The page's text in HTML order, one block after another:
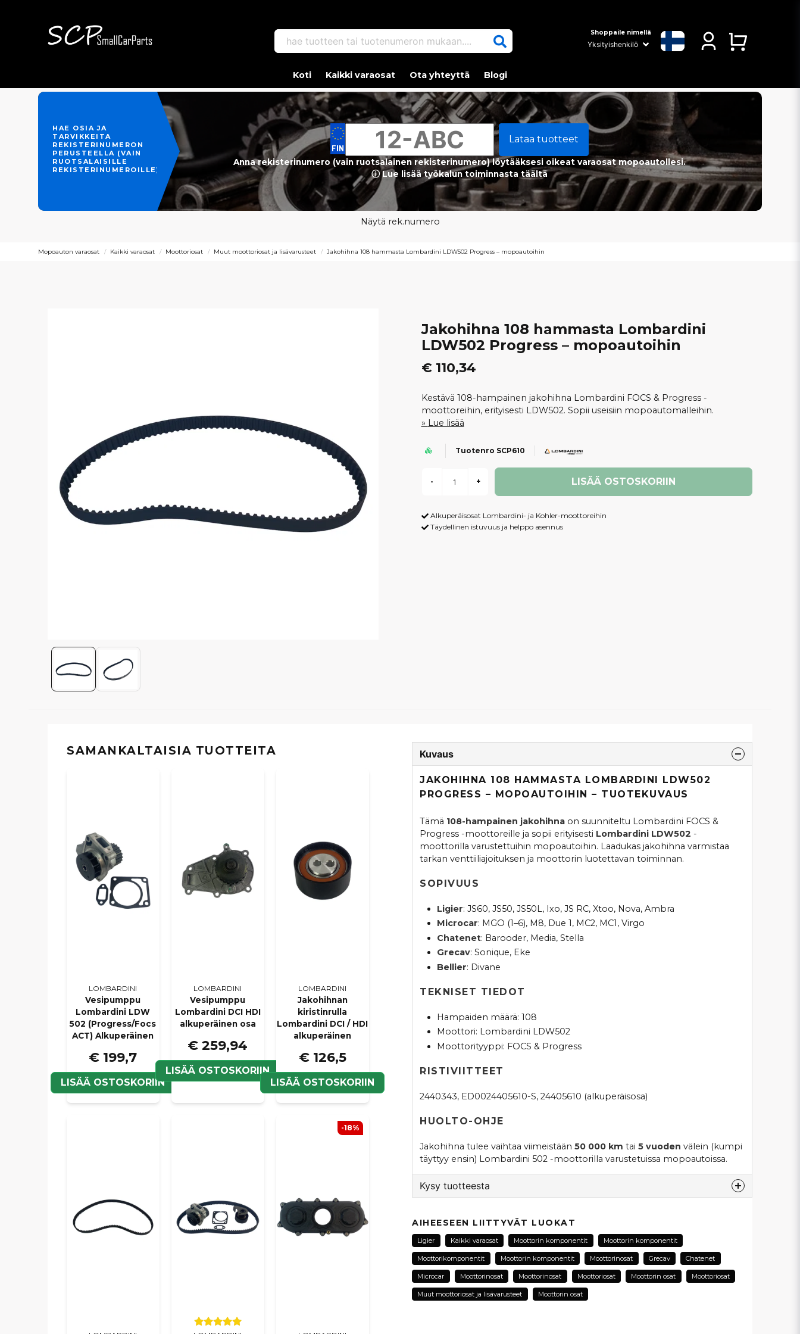
hae tuotteen tai tuotenumeron mukaan.... Shoppaile nimellä
Koti Kaikki varaosat Ota yhteyttä Blogi
HAE OSIA JA
TARVIKKEITA
REKISTERINUMERON
PERUSTEELLA (VAIN
RUOTSALAISILLE
REKISTERINUMEROILLE)
Lataa tuotteet
Anna rekisterinumero (vain ruotsalainen rekisterinumero) löytääksesi oikeat varaosat mopoautollesi.
ⓘ Lue lisää työkalun toiminnasta täältä
Näytä rek.numero
Mopoauton varaosat Kaikki varaosat Moottoriosat Muut moottoriosat ja lisävarusteet Jakohihna 108 hammasta Lombardini LDW502 Progress – mopoautoihin
Jakohihna 108 hammasta Lombardini
LDW502 Progress – mopoautoihin
€ 110,34
Kestävä 108-hampainen jakohihna Lombardini FOCS & Progress -
moottoreihin, erityisesti LDW502. Sopii useisiin mopoautomalleihin.
Lue lisää
Tuotenro SCP610
- + LISÄÄ OSTOSKORIIN
Alkuperäisosat Lombardini- ja Kohler-moottoreihin
Täydellinen istuvuus ja helppo asennus
SAMANKALTAISIA ​​TUOTTEITA
LOMBARDINI
Vesipumppu
Lombardini LDW
502 (Progress/Focs
ACT) Alkuperäinen
€ 199,7
LISÄÄ OSTOSKORIIN
LOMBARDINI
Vesipumppu
Lombardini DCI HDI
alkuperäinen osa
€ 259,94
LISÄÄ OSTOSKORIIN
LOMBARDINI
Jakohihnan
kiristinrulla
Lombardini DCI / HDI
alkuperäinen
€ 126,5
LISÄÄ OSTOSKORIIN
-18%
Kuvaus
JAKOHIHNA 108 HAMMASTA LOMBARDINI LDW502
PROGRESS – MOPOAUTOIHIN – TUOTEKUVAUS
Tämä 108-hampainen jakohihna on suunniteltu Lombardini FOCS &
Progress -moottoreille ja sopii erityisesti Lombardini LDW502 -
moottorilla varustettuihin mopoautoihin. Laadukas jakohihna varmistaa
tarkan venttiiliajoituksen ja moottorin luotettavan toiminnan.
SOPIVUUS
Ligier: JS60, JS50, JS50L, Ixo, JS RC, Xtoo, Nova, Ambra
Microcar: MGO (1–6), M8, Due 1, MC2, MC1, Virgo
Chatenet: Barooder, Media, Stella
Grecav: Sonique, Eke
Bellier: Divane
TEKNISET TIEDOT
Hampaiden määrä: 108
Moottori: Lombardini LDW502
Moottorityyppi: FOCS & Progress
RISTIVIITTEET
2440343, ED0024405610-S, 24405610 (alkuperäisosa)
HUOLTO-OHJE
Jakohihna tulee vaihtaa viimeistään 50 000 km tai 5 vuoden välein (kumpi
täyttyy ensin) Lombardini 502 -moottorilla varustetuissa mopoautoissa.
Kysy tuotteesta
Kysy meiltä tästä tuotteesta...
name
Nimi email
Sähköpostiosoite
AIHEESEEN LIITTYVÄT LUOKAT
Ligier Kaikki varaosat Moottorin komponentit Moottorin komponentit
Moottorikomponentit Moottorin komponentit Moottorinosat Grecav Chatenet
Microcar Moottorinosat Moottorinosat Moottoriosat Moottorin osat Moottoriosat
Muut moottoriosat ja lisävarusteet Moottorin osat